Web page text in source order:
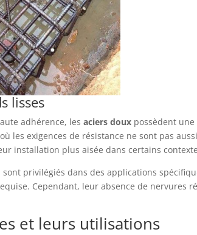
lisses
adhérence, lesaciers doux possèdent
les exigences de résistance ne sont pas
installation plus aisée dans certains
sont privilégiés dans des applications
Cependant, leur absence de nervures
et leurs utilisations